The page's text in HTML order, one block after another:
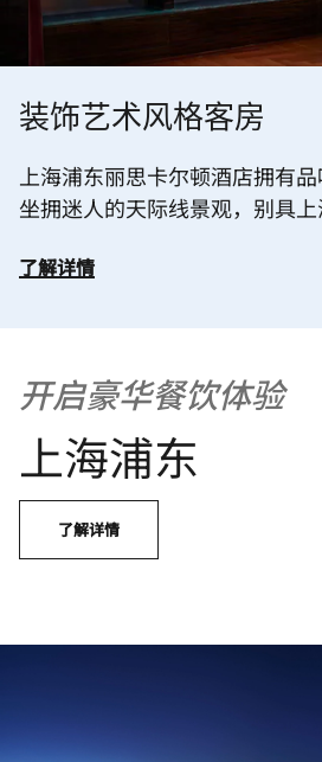
装饰艺术风格客房
上海浦东丽思卡尔顿酒店拥有品
坐拥迷人的天际线景观，别具上
了解详情
开启豪华餐饮体验
上海浦东
了解详情